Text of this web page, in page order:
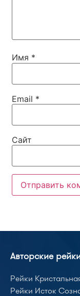
Имя *
Email *
Сайт
Авторские
Рейки
Рейки Исток